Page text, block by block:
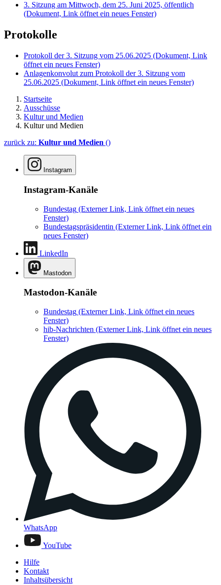
3. Sitzung am Mittwoch, dem 25. Juni 2025, öffentlich
(Dokument, Link öffnet ein neues Fenster)
Protokolle
Protokoll der 3. Sitzung vom 25.06.2025 (Dokument, Link
öffnet ein neues Fenster)
Anlagenkonvolut zum Protokoll der 3. Sitzung vom
25.06.2025 (Dokument, Link öffnet ein neues Fenster)
Startseite
Ausschüsse
Kultur und Medien
Kultur und Medien
zurück zu: Kultur und Medien ()
Instagram
Instagram-Kanäle
Bundestag (Externer Link, Link öffnet ein neues
Fenster)
Bundestagspräsidentin (Externer Link, Link öffnet ein
neues Fenster)
LinkedIn
Mastodon
Mastodon-Kanäle
Bundestag (Externer Link, Link öffnet ein neues
Fenster)
hib-Nachrichten (Externer Link, Link öffnet ein neues
Fenster)
WhatsApp
YouTube
Hilfe
Kontakt
Inhaltsübersicht